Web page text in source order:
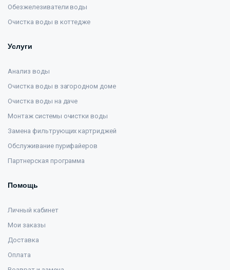
Обезжелезиватели воды
Очистка воды в коттедже
Услуги
Анализ воды
Очистка воды в загородном доме
Очистка воды на даче
Монтаж системы очистки воды
Замена фильтрующих картриджей
Обслуживание пурифайеров
Партнерская программа
Помощь
Личный кабинет
Мои заказы
Доставка
Оплата